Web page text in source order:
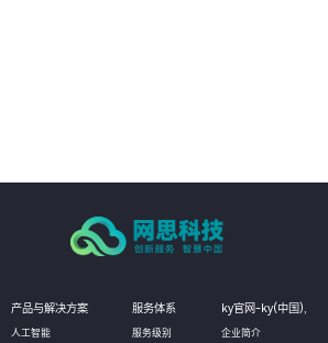
产品与解决方案
人工智能
服务体系
服务级别
ky官网-ky(中国),
企业简介